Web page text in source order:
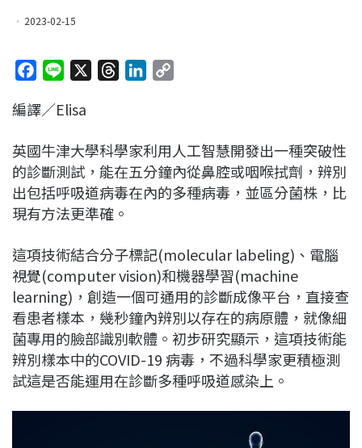
2023-02-15
c
b
o
o
k
n
a
d
s
e
d
I
L
i
n
編譯／Elisa
英國牛津大學科學家利用人工智慧開發出一種突破性
的診斷測試，能在五分鐘內從鼻腔或咽喉拭劑，辨別
出包括呼吸道病毒在內的多種病毒，並區分菌株，比
現有方法更準確。
這項技術結合分子標記(molecular labeling)、電腦
視覺(computer vision)和機器學習(machine
learning)，創造一個可通用的診斷成像平台，直接查
看患者樣本，幾秒鐘內辨別以存在的病原體，就像細
菌專用的臉部識別軟體。初步研究顯示，這項技術能
辨別樣本中的COVID-19 病毒，不過科學家更積極測
試這是否能運用在診斷多種呼吸道感染上。